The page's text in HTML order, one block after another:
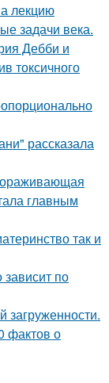
лекцию
задачи века.
Дебби и
токсичного
рассказала
главным
так и
по
загруженности.
фактов о